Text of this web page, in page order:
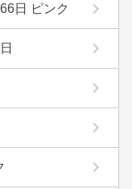
日 ピンク